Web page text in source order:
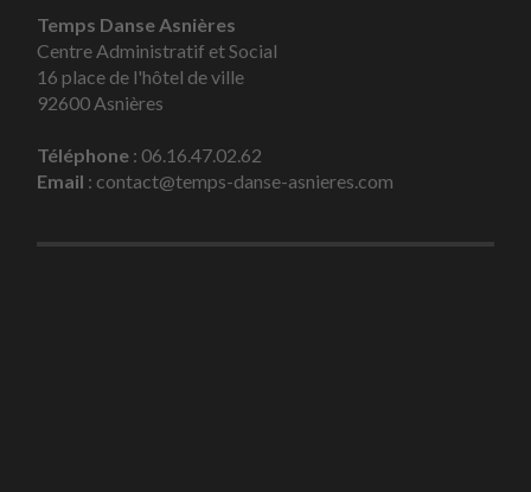
Temps Danse Asnières
Centre Administratif et Social
16 place de l'hôtel de ville
92600 Asnières
Téléphone : 06.16.47.02.62
Email : contact@temps-danse-asnieres.com